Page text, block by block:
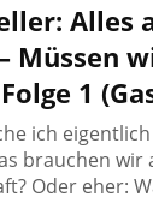
Alles
Müssen
1
ich
brauchen wir
Oder eher: